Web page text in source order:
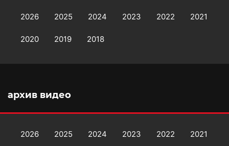
2026 2025 2024 2023 2022 2021
2020 2019 2018
архив видео
2026 2025 2024 2023 2022 2021